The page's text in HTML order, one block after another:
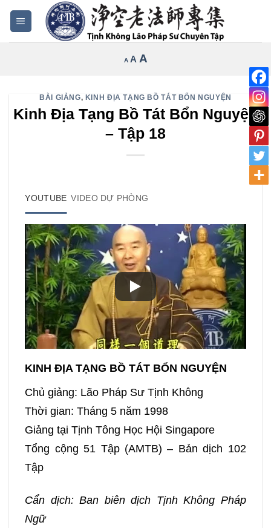
Bỏ
qua
nội
A Decrease
size.
AReset
size.
AIncrease
size.
BÀI GIẢNG, KINH ĐỊA TẠNG BỒ TÁT BỔN NGUYỆN
Kinh Địa Tạng Bồ Tát Bổn Nguyện
– Tập 18
YOUTUBE VIDEO DỰ PHÒNG
KINH ĐỊA TẠNG BỒ TÁT BỔN NGUYỆN
Chủ giảng: Lão Pháp Sư Tịnh Không
Thời gian: Tháng 5 năm 1998
Giảng tại Tịnh Tông Học Hội Singapore
Tổng cộng 51 Tập (AMTB) – Bản dịch 102
Tập
Cẩn dịch: Ban biên dịch Tịnh Không Pháp
Ngữ